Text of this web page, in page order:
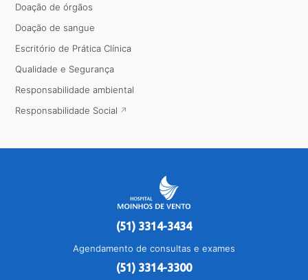
Doação de órgãos
Doação de sangue
Escritório de Prática Clínica
Qualidade e Segurança
Responsabilidade ambiental
Responsabilidade Social
(51) 3314-3434
Agendamento de consultas e exames
(51) 3314-3300